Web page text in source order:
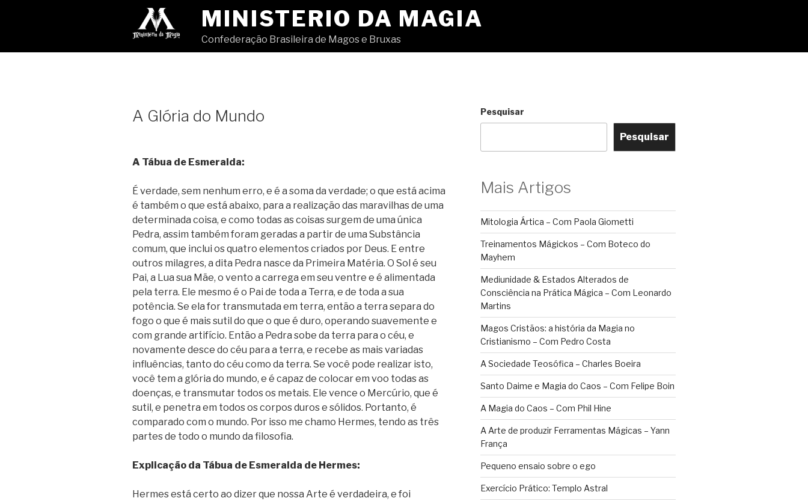
conteúdo
MINISTERIO DA MAGIA
Confederação Brasileira de Magos e Bruxas
A Glória do Mundo
A Tábua de Esmeralda:
É verdade, sem nenhum erro, e é a soma da verdade; o que está acima
é também o que está abaixo, para a realização das maravilhas de uma
determinada coisa, e como todas as coisas surgem de uma única
Pedra, assim também foram geradas a partir de uma Substância
comum, que inclui os quatro elementos criados por Deus. E entre
outros milagres, a dita Pedra nasce da Primeira Matéria. O Sol é seu
Pai, a Lua sua Mãe, o vento a carrega em seu ventre e é alimentada
pela terra. Ele mesmo é o Pai de toda a Terra, e de toda a sua
potência. Se ela for transmutada em terra, então a terra separa do
fogo o que é mais sutil do que o que é duro, operando suavemente e
com grande artifício. Então a Pedra sobe da terra para o céu, e
novamente desce do céu para a terra, e recebe as mais variadas
influências, tanto do céu como da terra. Se você pode realizar isto,
você tem a glória do mundo, e é capaz de colocar em voo todas as
doenças, e transmutar todos os metais. Ele vence o Mercúrio, que é
sutil, e penetra em todos os corpos duros e sólidos. Portanto, é
comparado com o mundo. Por isso me chamo Hermes, tendo as três
partes de todo o mundo da filosofia.
Explicação da Tábua de Esmeralda de Hermes:
Hermes está certo ao dizer que nossa Arte é verdadeira, e foi
Pesquisar
Pesquisar
Mais Artigos
Mitologia Ártica – Com Paola Giometti
Treinamentos Mágickos – Com Boteco do
Mayhem
Mediunidade & Estados Alterados de
Consciência na Prática Mágica – Com Leonardo
Martins
Magos Cristãos: a história da Magia no
Cristianismo – Com Pedro Costa
A Sociedade Teosófica – Charles Boeira
Santo Daime e Magia do Caos – Com Felipe Boin
A Magia do Caos – Com Phil Hine
A Arte de produzir Ferramentas Mágicas – Yann
França
Pequeno ensaio sobre o ego
Exercício Prático: Templo Astral